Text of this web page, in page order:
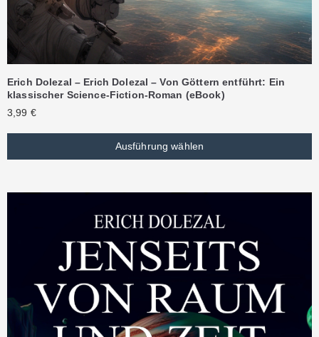
Erich Dolezal – Erich Dolezal – Von Göttern entführt: Ein
klassischer Science-Fiction-Roman (eBook)
3,99 €
Ausführung wählen